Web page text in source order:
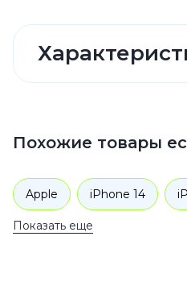
Похожие товары
Apple iPhone 14
Аксессуары
Показать еще